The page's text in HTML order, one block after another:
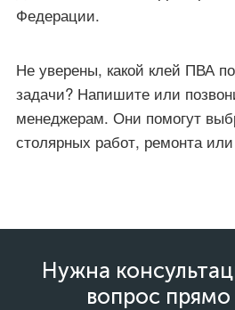
Федерации.
Не уверены, какой клей ПВА
задачи? Напишите или
менеджерам. Они помогут
столярных работ, ремонта
Нужна
вопрос прямо